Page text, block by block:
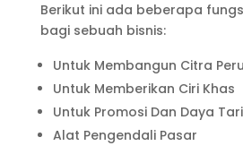
Berikut ini ada beberapa
bagi sebuah bisnis:
Untuk Membangun Citra
Untuk Memberikan Ciri Khas
Untuk Promosi Dan Daya
Alat Pengendali Pasar